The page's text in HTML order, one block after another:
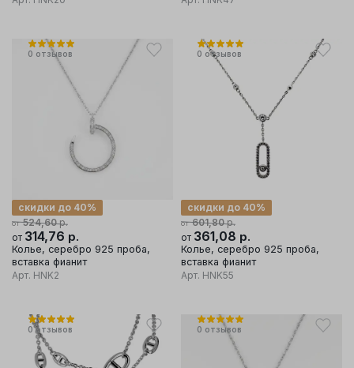
0 отзывов
от 524,60р.
скидки до 40%
от 314,76 р.
Колье, серебро 925 проба,
вставка фианит
Арт. HNK2
0 отзывов
от 601,80р.
скидки до 40%
от 361,08 р.
Колье, серебро 925 проба,
вставка фианит
Арт. HNK55
0 отзывов 0 отзывов